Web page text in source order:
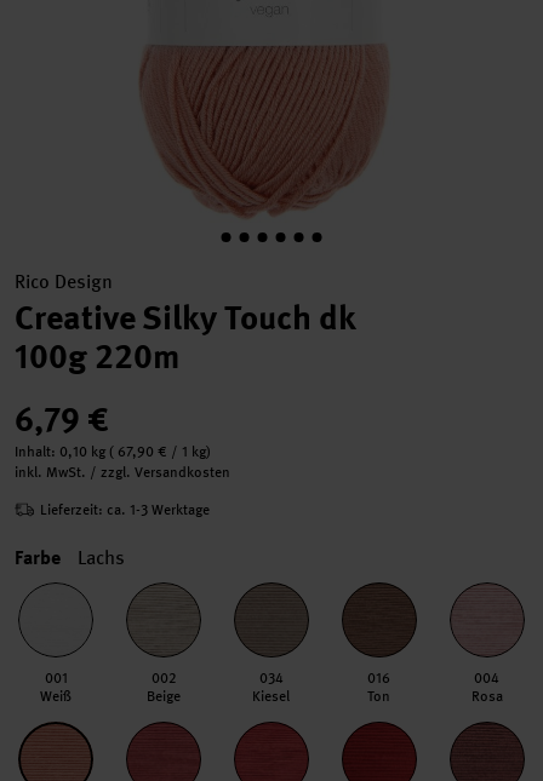
Rico Design
Creative Silky Touch dk
100g 220m
6,79 €
Inhalt: 0,10 kg ( 67,90 € / 1 kg)
inkl. MwSt. / zzgl. Versandkosten
Lieferzeit: ca. 1-3 Werktage
Farbe Lachs
001
Weiß
002
Beige
034
Kiesel
016
Ton
004
Rosa